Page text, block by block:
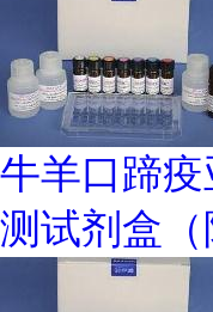
牛羊口蹄
测试剂盒（